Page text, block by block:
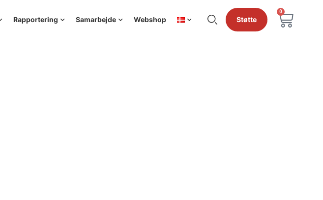
Rapportering Samarbejde Webshop Støtte
0